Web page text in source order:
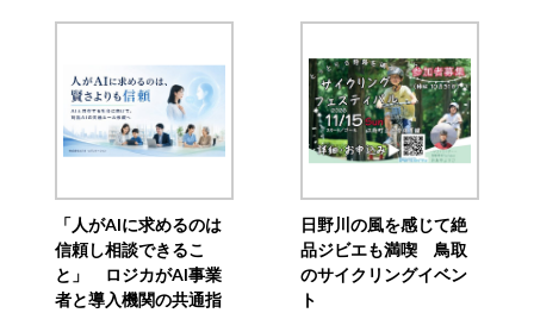
「人がAIに求めるのは
信頼し相談できるこ
と」 ロジカがAI事業
者と導入機関の共通指
日野川の風を感じて絶
品ジビエも満喫 鳥取
のサイクリングイベン
ト